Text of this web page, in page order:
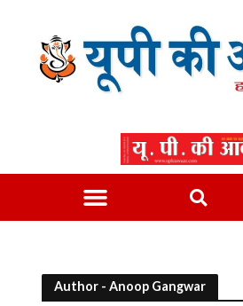
Author - Anoop Gangwar